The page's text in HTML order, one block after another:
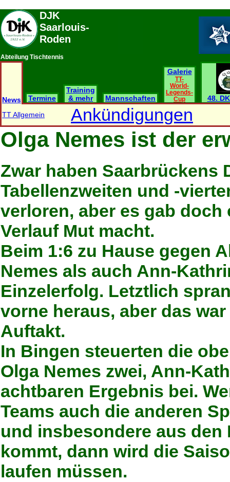
DJK
Saarlouis-
Roden
Abteilung Tischtennis
News Termine
Training
& mehr
Mannschaften
Galerie
TT-
World-
Legends-
Cup
48.
TT Allgemein
Ankündigungen
Olga Nemes ist der
Zwar haben Saarbrückens
Tabellenzweiten und -
verloren, aber es gab
Verlauf Mut macht.
Beim 1:6 zu Hause gegen
Nemes als auch Ann-
Einzelerfolg. Letztlich
vorne heraus, aber das
Auftakt.
In Bingen steuerten die
Olga Nemes zwei, Ann-
achtbaren Ergebnis bei.
Teams auch die anderen
und insbesondere aus
kommt, dann wird die
laufen müssen.